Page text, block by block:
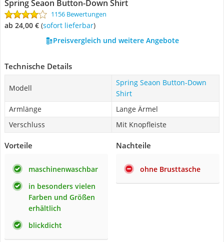
Spring Seaon Button-Down Shirt
1156 Bewertungen
ab 24,00 € ( Sofort lieferbar)
Preisvergleich und weitere Angebote
Technische Details
Modell
Spring Seaon Button-Down
Shirt
Armlänge
Lange Ärmel
Verschluss
Mit Knopfleiste
Vorteile
maschinenwaschbar
in besonders vielen
Farben und Größen
erhältlich
blickdicht
Nachteile
ohne Brusttasche